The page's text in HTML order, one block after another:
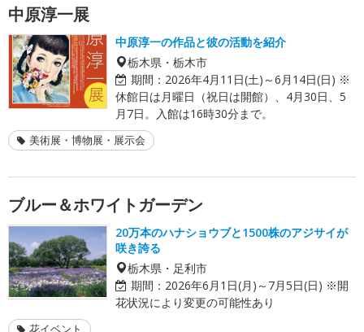
中原淳一展
中原淳一の作品と彼の活動を紹介
栃木県・栃木市
期間： 2026年4月11日(土)～6月14日(日) ※
休館日は月曜日（祝日は開館）、4月30日、5
月7日。入館は16時30分まで。
美術展・博物展・展示会
ブルー＆ホワイトガーデン
20万本のハナショウブと1500株のアジサイが
咲き誇る
栃木県・足利市
期間： 2026年6月1日(月)～7月5日(日) ※開
花状況により変更の可能性あり
花イベント